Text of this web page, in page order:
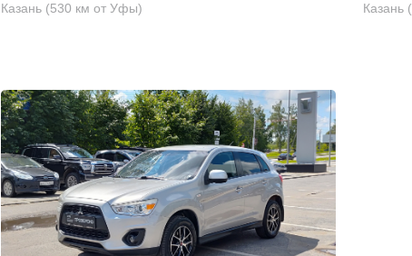
Казань (530 км от Уфы) Казань